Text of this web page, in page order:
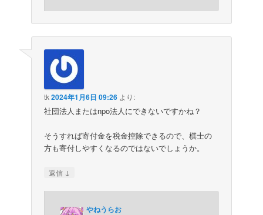
tk2024年1月6日 09:26 より:
社団法人またはnpo法人にできないですかね？
そうすれば寄付金を税金控除できるので、棋士の
方も寄付しやすくなるのではないでしょうか。
返信 ↓
やねうらお